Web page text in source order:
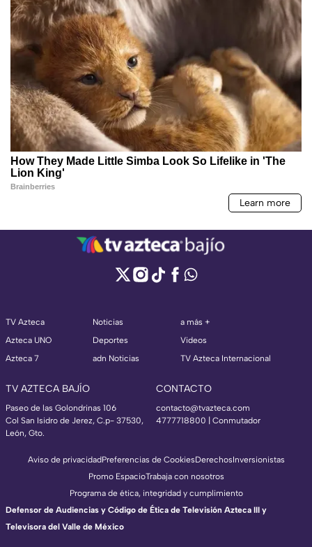
TV Azteca
Azteca UNO
Azteca 7
Noticias
Deportes
adn Noticias
a más +
Videos
TV Azteca Internacional
TV AZTECA BAJÍO
Paseo de las Golondrinas 106
Col San Isidro de Jerez, C.p- 37530,
León, Gto.
CONTACTO
contacto@tvazteca.com
4777718800 | Conmutador
Aviso de privacidadPreferencias de CookiesDerechosInversionistas
Promo EspacioTrabaja con nosotros
Programa de ética, integridad y cumplimiento
Defensor de Audiencias y Código de Ética de Televisión Azteca III y
Televisora del Valle de México